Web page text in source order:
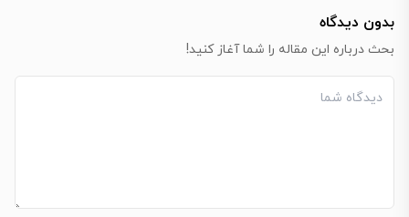
بدون دیدگاه
بحث درباره این مقاله را شما آغاز کنید!